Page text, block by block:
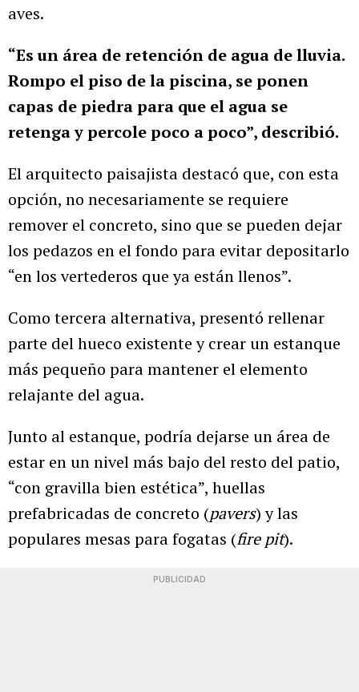
aves.
“Es un área de retención de agua de lluvia.
Rompo el piso de la piscina, se ponen
capas de piedra para que el agua se
retenga y percole poco a poco”, describió.
El arquitecto paisajista destacó que, con esta
opción, no necesariamente se requiere
remover el concreto, sino que se pueden dejar
los pedazos en el fondo para evitar depositarlo
“en los vertederos que ya están llenos”.
Como tercera alternativa, presentó rellenar
parte del hueco existente y crear un estanque
más pequeño para mantener el elemento
relajante del agua.
Junto al estanque, podría dejarse un área de
estar en un nivel más bajo del resto del patio,
“con gravilla bien estética”, huellas
prefabricadas de concreto (pavers) y las
populares mesas para fogatas (fire pit).
PUBLICIDAD